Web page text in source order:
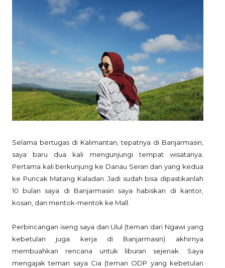
Selama bertugas di Kalimantan, tepatnya di Banjarmasin,
saya baru dua kali mengunjungi tempat wisatanya.
Pertama kali berkunjung ke Danau Seran dan yang kedua
ke Puncak Matang Kaladan. Jadi sudah bisa dipastikanlah
10 bulan saya di Banjarmasin saya habiskan di kantor,
kosan, dan mentok-mentok ke Mall.
Perbincangan iseng saya dan Ulul (teman dari Ngawi yang
kebetulan juga kerja di Banjarmasin) akhirnya
membuahkan rencana untuk liburan sejenak. Saya
mengajak teman saya Cia (teman ODP yang kebetulan